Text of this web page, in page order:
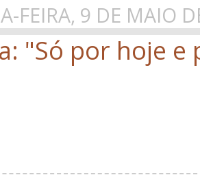
FEIRA, 9 DE MAIO
"Só por hoje